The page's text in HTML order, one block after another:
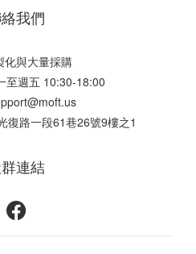
我們
化與大量採購
至週五 10:30-18:00
復路一段61巷26號9樓之1
連結